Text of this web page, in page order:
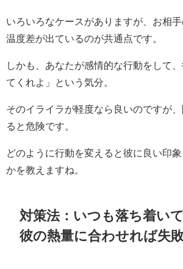
いろいろなケースがありますが、お相
温度差が出ているのが共通点です。
しかも、あなたが感情的な行動をして、
てくれよ」という気分。
そのイライラが軽度なら良いのですが
ると危険です。
どのように行動を変えると彼に良い印
かを教えますね。
対策法：いつも落ち着い
彼の熱量に合わせれば失